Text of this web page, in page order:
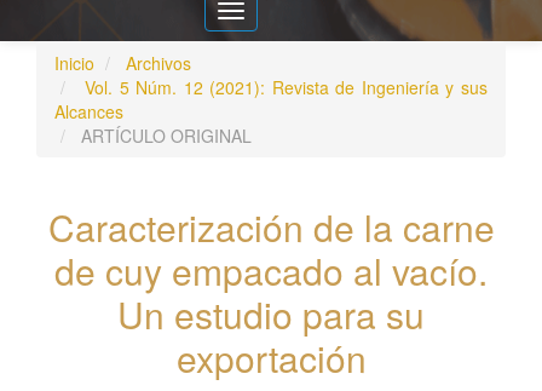
Toggle
navigation
Inicio
Archivos
Vol. 5 Núm. 12 (2021): Revista de Ingeniería y sus
Alcances
ARTÍCULO ORIGINAL
Caracterización de la carne
de cuy empacado al vacío.
Un estudio para su
exportación